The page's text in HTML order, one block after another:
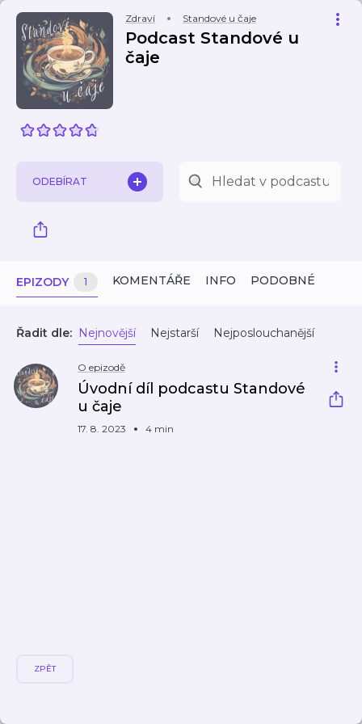
Zdraví Standové u čaje
Podcast Standové u
čaje
ODEBÍRAT
EPIZODY 1 KOMENTÁŘE INFO PODOBNÉ
Řadit dle: Nejnovější Nejstarší Nejposlouchanější
O epizodě
Úvodní díl podcastu Standové
u čaje
17. 8. 2023 4 min
ZPĚT